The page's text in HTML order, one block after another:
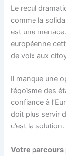
Le recul
comme la
est une
européenne
de voix aux
Il manque une
l’égoïsme des
confiance à
doit plus servir
c’est la solution.
Votre parcours